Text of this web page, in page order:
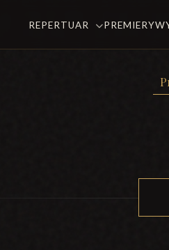
REPERTUAR PREMIERY